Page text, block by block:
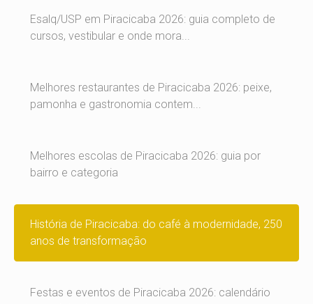
Esalq/USP em Piracicaba 2026: guia completo de
cursos, vestibular e onde mora...
Melhores restaurantes de Piracicaba 2026: peixe,
pamonha e gastronomia contem...
Melhores escolas de Piracicaba 2026: guia por
bairro e categoria
História de Piracicaba: do café à modernidade, 250
anos de transformação
Festas e eventos de Piracicaba 2026: calendário